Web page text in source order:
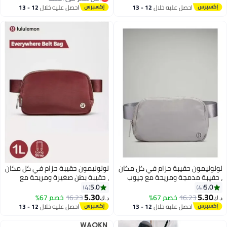
يد تحمل حقيبة لطلاب الجامعات
احصل عليه خلال 12 - 13 للأساسيات للتخزين أثناء التنقل، لون
أقل سعر في السنة
احصل عليه خلال 12 - 13
6
لولوليمون حقيبة حزام في كل مكان
، حقيبة مدمجة ومريحة مع جيوب
سحب ، جيوب خارجية سهلة
الاستخدام وأكياس الضروريات
الداخلية لتخزين الأشياء أثناء السفر ،
رمادي
5.0
4
د.ك‏5.30
16.23خصم 67%
احصل عليه خلال 12 - 13
اغسطس
6
لولوليمون حقيبة حزام في كل مكان
، حقيبة بطن صغيرة ومريحة مع
جيوب سحب ، جيوب خارجية سهلة
الاستخدام ، جيوب الضروريات
الداخلية ، مناسبة لتخزين الأشياء
عند الخروج ، الكستنة
5.0
4
د.ك‏5.30
16.23خصم 67%
احصل عليه خلال 12 - 13
اغسطس